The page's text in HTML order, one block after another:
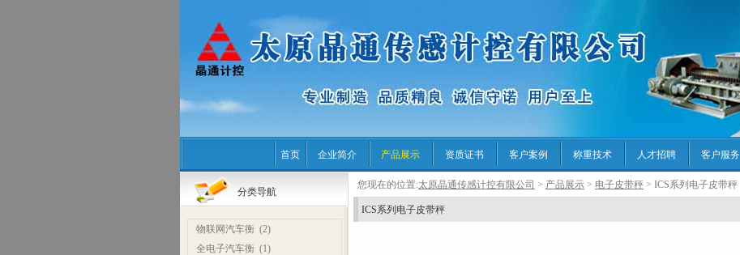
首页 企业简介 产品展示 资质证书 客户案例 称重技术 人才招聘 客户服务
分类导航
物联网汽车衡(2)
全电子汽车衡(1)
您现在的位置:太原晶通传感计控有限公司 > 产品展示 > 电子皮带秤 > ICS系列电子皮带秤
ICS系列电子皮带秤